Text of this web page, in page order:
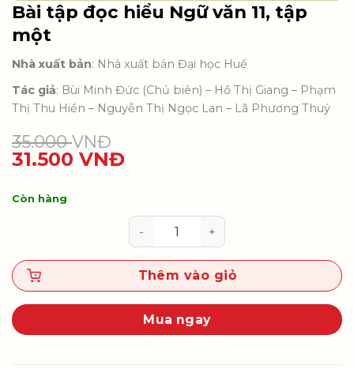
Bài tập đọc hiểu Ngữ văn 11, tập
một
Nhà xuất bản: Nhà xuất bản Đại học Huế
Tác giả: Bùi Minh Đức (Chủ biên) – Hồ Thị Giang – Phạm
Thị Thu Hiền – Nguyễn Thị Ngọc Lan – Lã Phương Thuý
35.000VNĐ
31.500 VNĐ
Còn hàng
Bài tập đọc hiểu Ngữ văn 11, tập
Thêm vào giỏ
Mua ngay